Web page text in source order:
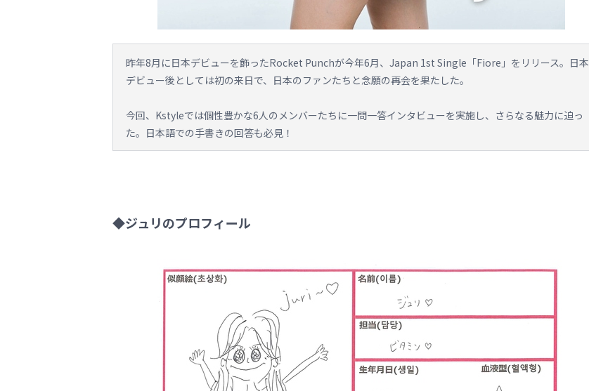
昨年8月に日本デビューを飾ったRocket Punchが今年6月、Japan 1st Single「Fiore」をリリース。日本
デビュー後としては初の来日で、日本のファンたちと念願の再会を果たした。
今回、Kstyleでは個性豊かな6人のメンバーたちに一問一答インタビューを実施し、さらなる魅力に迫っ
た。日本語での手書きの回答も必見！
◆ジュリのプロフィール